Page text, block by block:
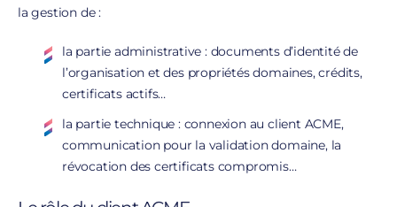
la gestion de :
la partie administrative : documents d’identité de
l’organisation et des propriétés domaines, crédits,
certificats actifs…
la partie technique : connexion au client ACME,
communication pour la validation domaine, la
révocation des certificats compromis…